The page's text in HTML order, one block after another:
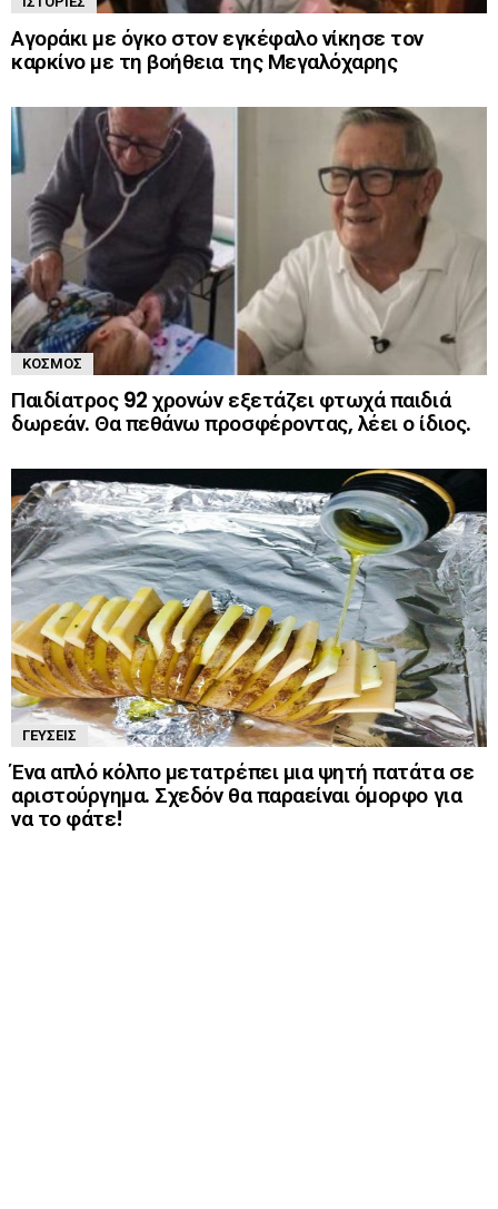
Αγοράκι με όγκο στον εγκέφαλο νίκησε τον
καρκίνο με τη βοήθεια της Μεγαλόχαρης
ΚΌΣΜΟΣ
Παιδίατρος 92 χρονών εξετάζει φτωχά παιδιά
δωρεάν. Θα πεθάνω προσφέροντας, λέει ο ίδιος.
ΓΕΎΣΕΙΣ
Ένα απλό κόλπο μετατρέπει μια ψητή πατάτα σε
αριστούργημα. Σχεδόν θα παραείναι όμορφο για
να το φάτε!